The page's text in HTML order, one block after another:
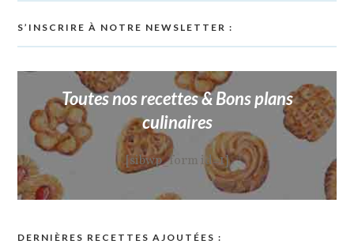
S’INSCRIRE À NOTRE NEWSLETTER :
Toutes nos recettes & Bons plans
culinaires
[sibwp_form id=1]
DERNIÈRES RECETTES AJOUTÉES :